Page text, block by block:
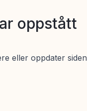
oppstått
eller oppdater siden